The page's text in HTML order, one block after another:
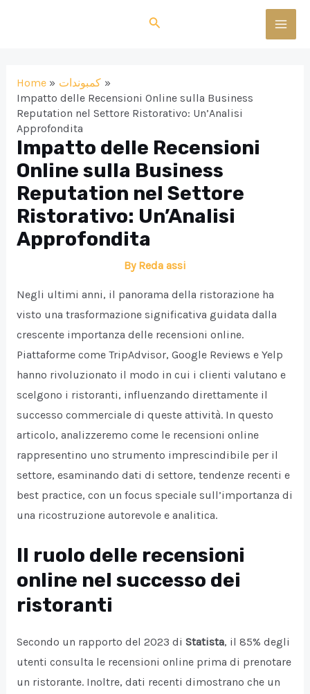
Search
Home
كمبوندات
Impatto delle Recensioni Online sulla Business
Reputation nel Settore Ristorativo: Un’Analisi
Approfondita
Impatto delle Recensioni
Online sulla Business
Reputation nel Settore
Ristorativo: Un’Analisi
Approfondita
By Reda assi
Negli ultimi anni, il panorama della ristorazione ha
visto una trasformazione significativa guidata dalla
crescente importanza delle recensioni online.
Piattaforme come TripAdvisor, Google Reviews e Yelp
hanno rivoluzionato il modo in cui i clienti valutano e
scelgono i ristoranti, influenzando direttamente il
successo commerciale di queste attività. In questo
articolo, analizzeremo come le recensioni online
rappresentino uno strumento imprescindibile per il
settore, esaminando dati di settore, tendenze recenti e
best practice, con un focus speciale sull’importanza di
una ricostruzione autorevole e analitica.
Il ruolo delle recensioni
online nel successo dei
ristoranti
Secondo un rapporto del 2023 di Statista, il 85% degli
utenti consulta le recensioni online prima di prenotare
un ristorante. Inoltre, dati recenti dimostrano che un